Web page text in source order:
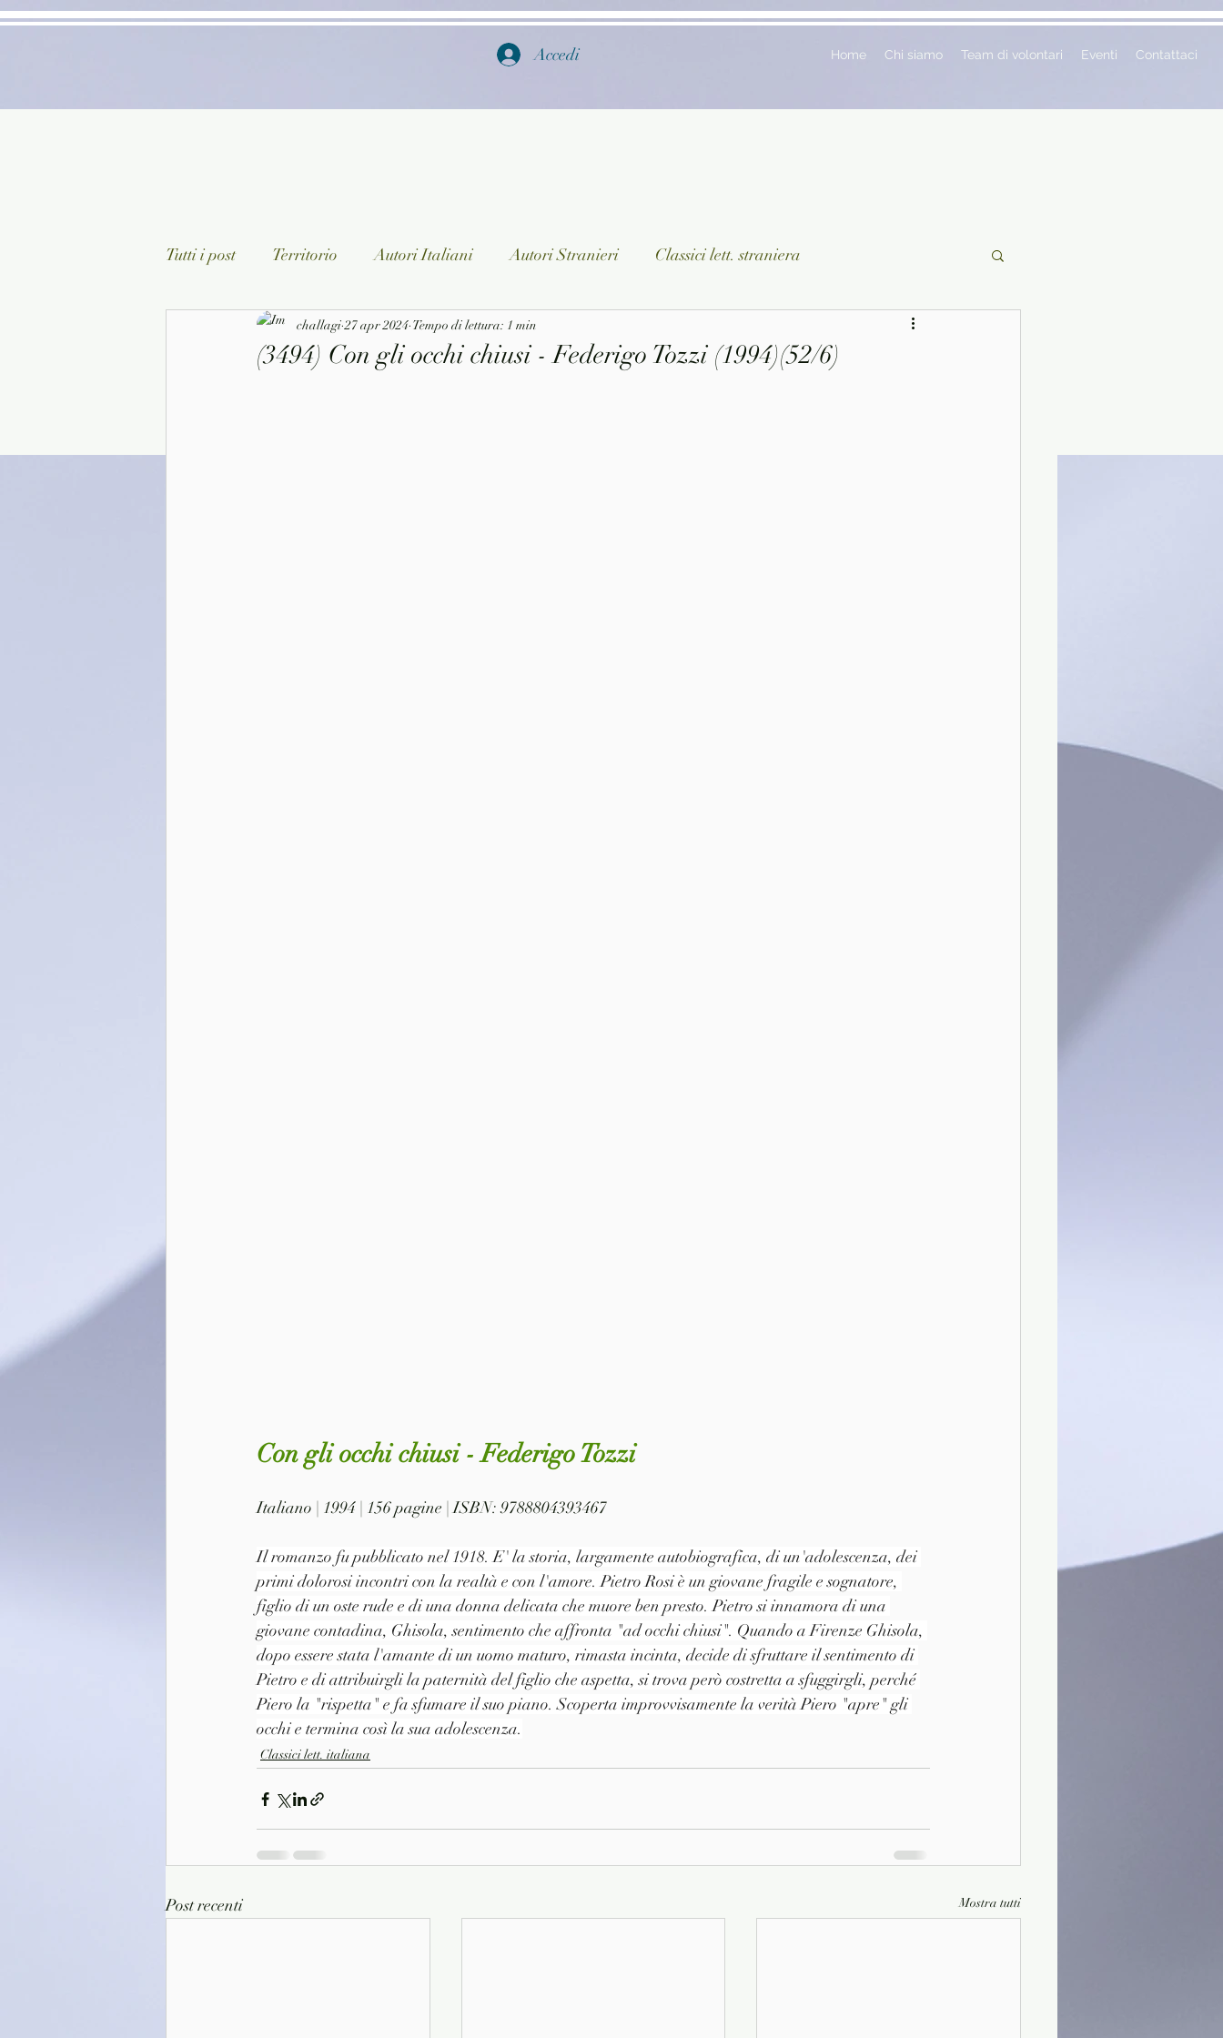
Accedi Home Chi siamo Team di volontari Eventi Contattaci
Tutti i post Territorio Autori Italiani Autori Stranieri Classici lett. straniera
Classici lett. italiana Saggistica Ragazzi
(3494) Con gli occhi chiusi - Federigo Tozzi (1994)(52/6)
challagi 27 apr 2024 Tempo di lettura: 1 min
Con gli occhi chiusi - Federigo Tozzi
Italiano | 1994 | 156 pagine | ISBN: 9788804393467
Il romanzo fu pubblicato nel 1918. E' la storia, largamente autobiografica, di un'adolescenza, dei
primi dolorosi incontri con la realtà e con l'amore. Pietro Rosi è un giovane fragile e sognatore,
figlio di un oste rude e di una donna delicata che muore ben presto. Pietro si innamora di una
giovane contadina, Ghisola, sentimento che affronta "ad occhi chiusi". Quando a Firenze Ghisola,
dopo essere stata l'amante di un uomo maturo, rimasta incinta, decide di sfruttare il sentimento di
Pietro e di attribuirgli la paternità del figlio che aspetta, si trova però costretta a sfuggirgli, perché
Piero la "rispetta" e fa sfumare il suo piano. Scoperta improvvisamente la verità Piero "apre" gli
occhi e termina così la sua adolescenza.
Classici lett. italiana
Post recenti Mostra tutti